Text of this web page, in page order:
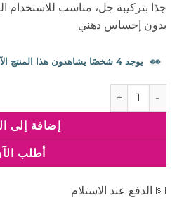
جدًا بتركيبة جل، مناسب للاستخدام
بدون إحساس دهني
👀 يوجد 4 شخصًا يشاهدون هذا المنتج الآن.
كمية ليلاك مرطب جل لجميع انواع البشرة 50 مل
إضافة إلى
أطلب
💵 الدفع عند الاستلام